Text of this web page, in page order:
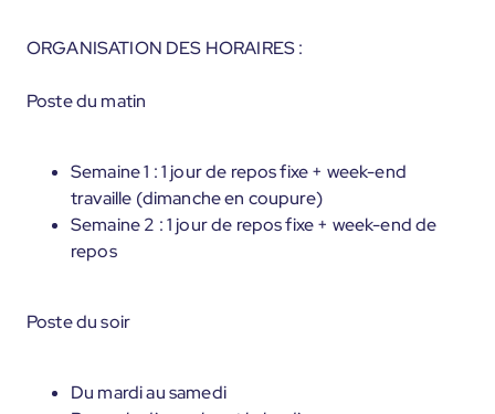
ORGANISATION DES HORAIRES :
Poste du matin
Semaine 1 : 1 jour de repos fixe + week-end
travaille (dimanche en coupure)
Semaine 2 : 1 jour de repos fixe + week-end de
repos
Poste du soir
Du mardi au samedi